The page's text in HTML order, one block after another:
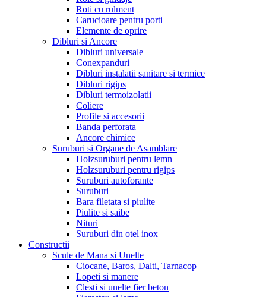
Roti cu rulment
Carucioare pentru porti
Elemente de oprire
Dibluri si Ancore
Dibluri universale
Conexpanduri
Dibluri instalatii sanitare si termice
Dibluri rigips
Dibluri termoizolatii
Coliere
Profile si accesorii
Banda perforata
Ancore chimice
Suruburi si Organe de Asamblare
Holzsuruburi pentru lemn
Holzsuruburi pentru rigips
Suruburi autoforante
Suruburi
Bara filetata si piulite
Piulite si saibe
Nituri
Suruburi din otel inox
Constructii
Scule de Mana si Unelte
Ciocane, Baros, Dalti, Tarnacop
Lopeti si manere
Clesti si unelte fier beton